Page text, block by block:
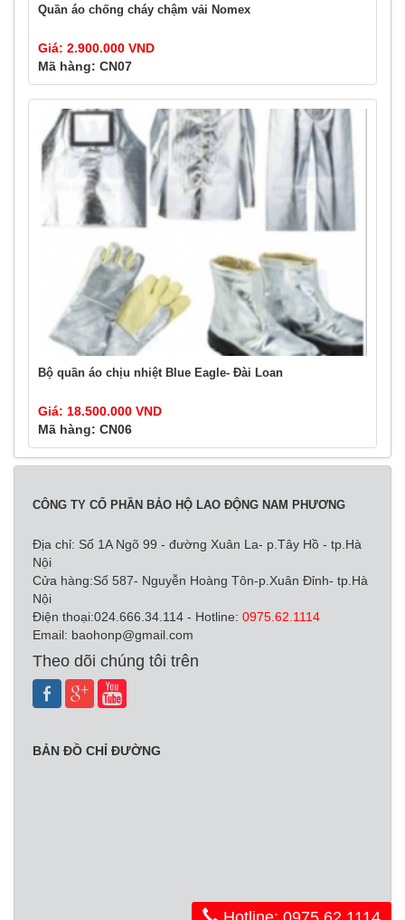
Quần áo chống cháy chậm vải Nomex
Giá: 2.900.000 VND
Mã hàng: CN07
Bộ quần áo chịu nhiệt Blue Eagle- Đài Loan
Giá: 18.500.000 VND
Mã hàng: CN06
CÔNG TY CỔ PHẦN BẢO HỘ LAO ĐỘNG NAM PHƯƠNG
Địa chỉ: Số 1A Ngõ 99 - đường Xuân La- p.Tây Hồ - tp.Hà
Nội
Cửa hàng:Số 587- Nguyễn Hoàng Tôn-p.Xuân Đỉnh- tp.Hà
Nội
Điện thoại:024.666.34.114 - Hotline: 0975.62.1114
Email: baohonp@gmail.com
Theo dõi chúng tôi trên
BẢN ĐỒ CHỈ ĐƯỜNG